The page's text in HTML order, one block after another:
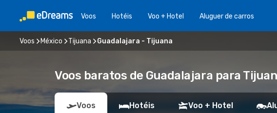
Voos Hotéis Voo + Hotel Aluguer de carros
Voos México Tijuana Guadalajara - Tijuana
Voos baratos de Guadalajara para
Voos Hotéis Voo + Hotel